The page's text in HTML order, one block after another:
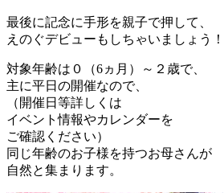
最後に記念に手形を親子で押して、
えのぐデビューもしちゃいましょう！
対象年齢は０（6ヵ月）～２歳で、
主に平日の開催なので、
（開催日等詳しくは
イベント情報やカレンダーを
ご確認ください）
同じ年齢のお子様を持つお母さんが
自然と集まります。